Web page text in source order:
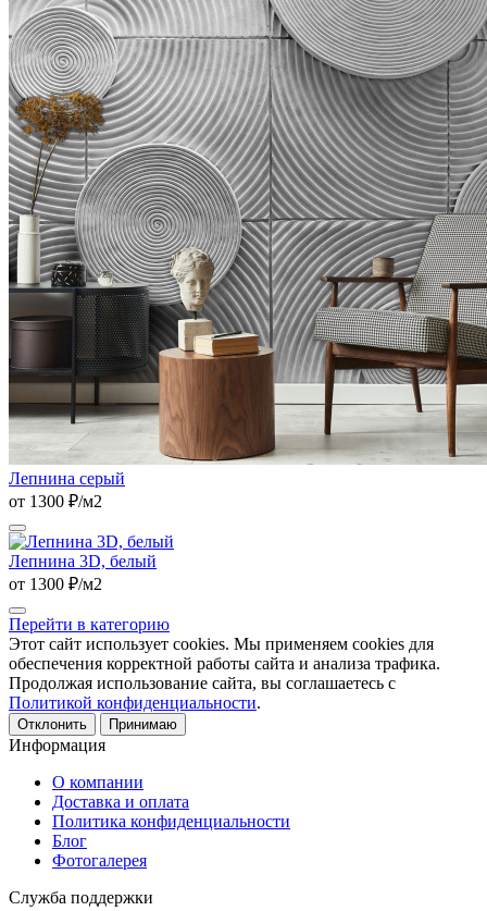
Лепнина серый
от 1300 ₽/м2
Лепнина 3D, белый
от 1300 ₽/м2
Перейти в категорию
Этот сайт использует cookies. Мы применяем cookies для
обеспечения корректной работы сайта и анализа трафика.
Продолжая использование сайта, вы соглашаетесь с
Политикой конфиденциальности.
Отклонить Принимаю
Информация
О компании
Доставка и оплата
Политика конфиденциальности
Блог
Фотогалерея
Служба поддержки